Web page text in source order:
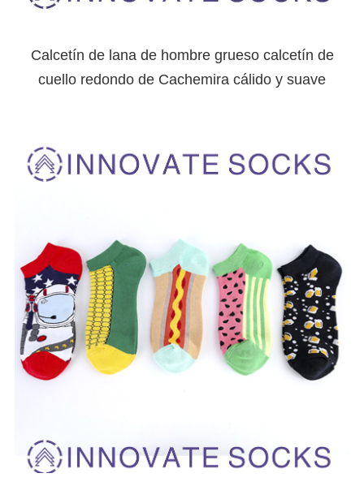
Calcetín de lana de hombre grueso calcetín de
cuello redondo de Cachemira cálido y suave